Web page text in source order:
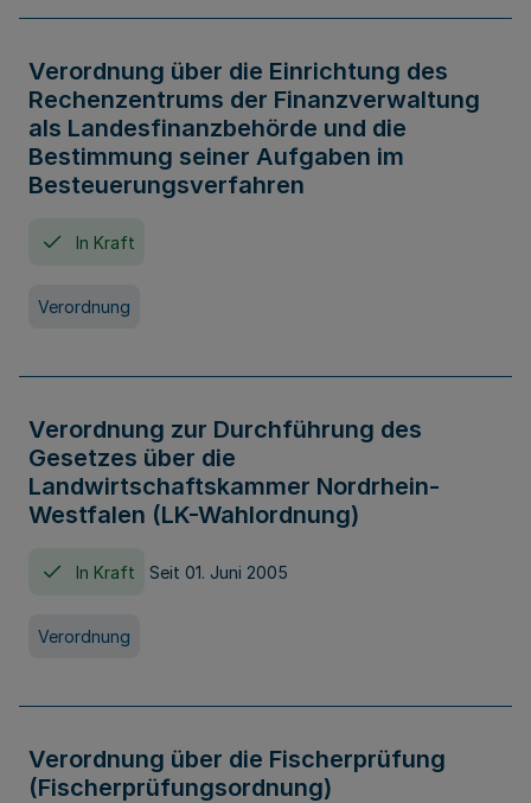
Verordnung über die Einrichtung des
Rechenzentrums der Finanzverwaltung
als Landesfinanzbehörde und die
Bestimmung seiner Aufgaben im
Besteuerungsverfahren
In Kraft
Verordnung
Verordnung zur Durchführung des
Gesetzes über die
Landwirtschaftskammer Nordrhein-
Westfalen (LK-Wahlordnung)
In Kraft Seit 01. Juni 2005
Verordnung
Verordnung über die Fischerprüfung
(Fischerprüfungsordnung)